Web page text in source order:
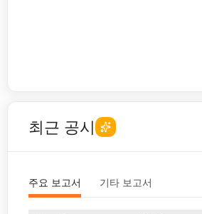
최근 공시
주요 보고서 기타 보고서